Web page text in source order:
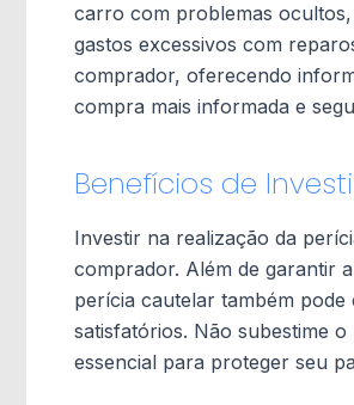
carro com problemas
gastos excessivos com
comprador, oferecendo
compra mais informada e
Benefícios de
Investir na realização da
comprador. Além de garantir
perícia cautelar também
satisfatórios. Não subestime
essencial para proteger seu